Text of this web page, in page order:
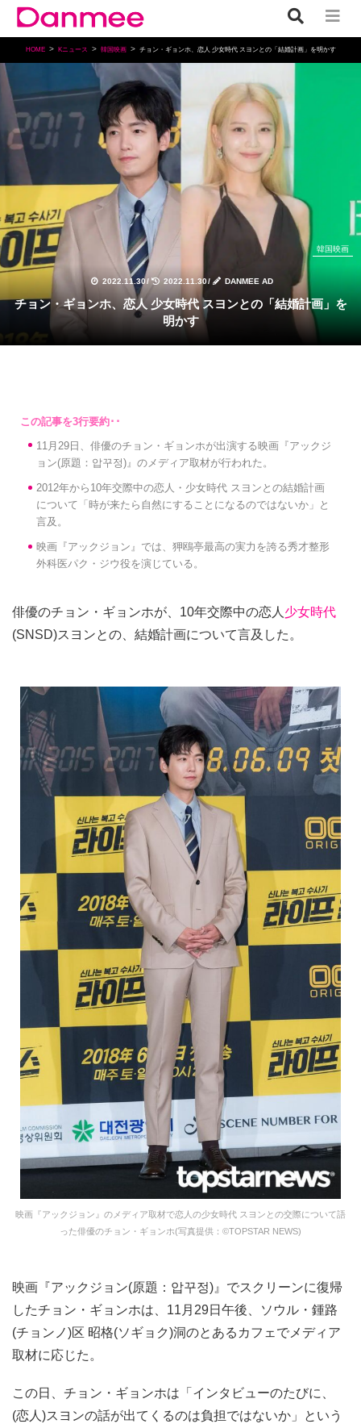
HOME Kニュース 韓国映画 チョン・ギョンホ、恋人 少女時代 スヨンとの「結婚計画」を明かす
2022.11.30/ 2022.11.30/ DANMEE AD
韓国映画
チョン・ギョンホ、恋人 少女時代 スヨンとの「結婚計画」を
明かす
11月29日、俳優のチョン・ギョンホが出演する映画『アックジ
ョン(原題：압꾸정)』のメディア取材が行われた。
2012年から10年交際中の恋人・少女時代 スヨンとの結婚計画
について「時が来たら自然にすることになるのではないか」と
言及。
映画『アックジョン』では、狎鴎亭最高の実力を誇る秀才整形
外科医パク・ジウ役を演じている。
俳優のチョン・ギョンホが、10年交際中の恋人 少女時代
(SNSD)スヨンとの、結婚計画について言及した。
映画『アックジョン』のメディア取材で恋人の少女時代 スヨンとの交際について語
った俳優のチョン・ギョンホ(写真提供：©TOPSTAR NEWS)
映画『アックジョン(原題：압꾸정)』でスクリーンに復帰
したチョン・ギョンホは、11月29日午後、ソウル・鍾路
(チョンノ)区 昭格(ソギョク)洞のとあるカフェでメディア
取材に応じた。
この日、チョン・ギョンホは「インタビューのたびに、
(恋人)スヨンの話が出てくるのは負担ではないか」という